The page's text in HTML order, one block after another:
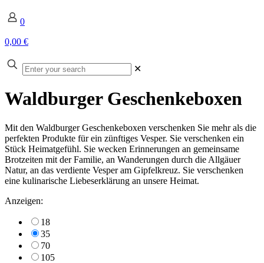
0
0,00 €
Enter
your
✕
Waldburger Geschenkeboxen
Mit den Waldburger Geschenkeboxen verschenken Sie mehr als die
perfekten Produkte für ein zünftiges Vesper. Sie verschenken ein
Stück Heimatgefühl. Sie wecken Erinnerungen an gemeinsame
Brotzeiten mit der Familie, an Wanderungen durch die Allgäuer
Natur, an das verdiente Vesper am Gipfelkreuz. Sie verschenken
eine kulinarische Liebeserklärung an unsere Heimat.
Anzeigen:
18
35
70
105